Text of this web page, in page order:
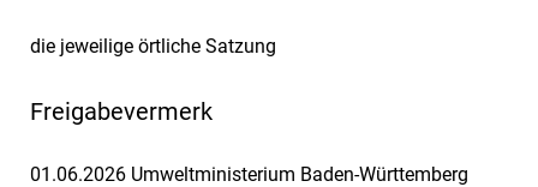
die jeweilige örtliche Satzung
Freigabevermerk
01.06.2026 Umweltministerium Baden-Württemberg